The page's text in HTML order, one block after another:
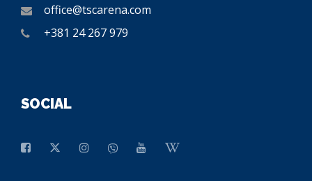
office@tscarena.com
+381 24 267 979
SOCIAL